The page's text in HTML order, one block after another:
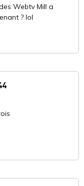
Webtv Mill a
? lol